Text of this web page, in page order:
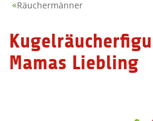
Räuchermänner
Mamas Liebling